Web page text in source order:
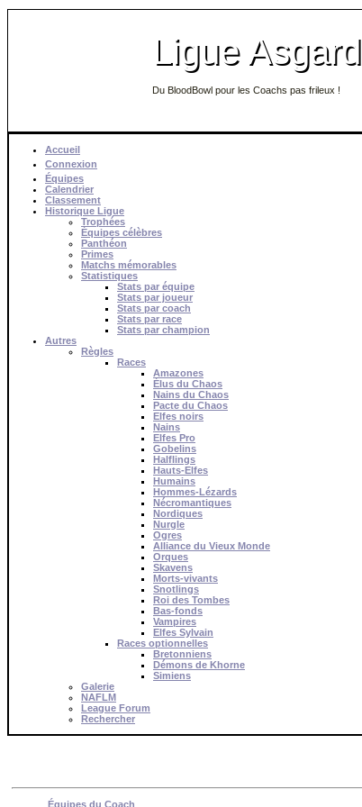
Ligue Asgard
Du BloodBowl pour les Coachs pas frileux !
Accueil
Connexion
Équipes
Calendrier
Classement
Historique Ligue
Trophées
Équipes célèbres
Panthéon
Primes
Matchs mémorables
Statistiques
Stats par équipe
Stats par joueur
Stats par coach
Stats par race
Stats par champion
Autres
Règles
Races
Amazones
Élus du Chaos
Nains du Chaos
Pacte du Chaos
Elfes noirs
Nains
Elfes Pro
Gobelins
Halflings
Hauts-Elfes
Humains
Hommes-Lézards
Nécromantiques
Nordiques
Nurgle
Ogres
Alliance du Vieux Monde
Orques
Skavens
Morts-vivants
Snotlings
Roi des Tombes
Bas-fonds
Vampires
Elfes Sylvain
Races optionnelles
Bretonniens
Démons de Khorne
Simiens
Galerie
NAFLM
League Forum
Rechercher
Équipes du Coach